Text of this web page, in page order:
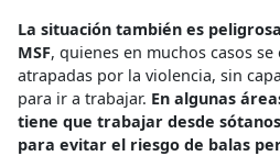
La situación también es
MSF, quienes en muchos casos
atrapadas por la violencia, sin
para ir a trabajar. En algunas
tiene que trabajar desde
para evitar el riesgo de balas